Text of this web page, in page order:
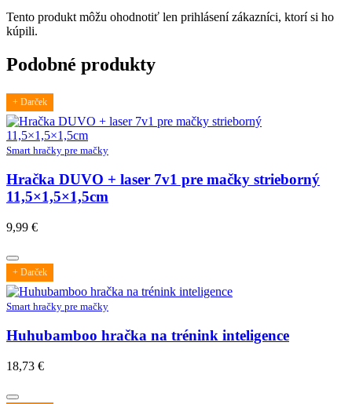
Tento produkt môžu ohodnotiť len prihlásení zákazníci, ktorí si ho
kúpili.
Podobné produkty
+ Darček
Smart hračky pre mačky
Hračka DUVO + laser 7v1 pre mačky strieborný
11,5×1,5×1,5cm
9,99 €
+ Darček
Smart hračky pre mačky
Huhubamboo hračka na trénink inteligence
18,73 €